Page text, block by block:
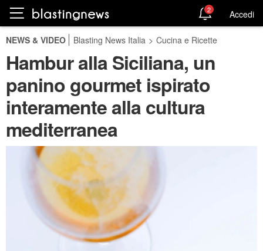
2 Accedi
NEWS & VIDEO Blasting News Italia > Cucina e Ricette
Hambur alla Siciliana, un
panino gourmet ispirato
interamente alla cultura
mediterranea